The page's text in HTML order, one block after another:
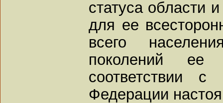
статуса области
для ее
всего
поколений ее
соответствии с
Федерации